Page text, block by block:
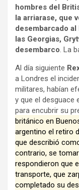
hombres del
la arriarase, que
desembarcado
las Georgias,
desembarco. La
Al día siguiente
a Londres el
militares, habían
y que el desguace
para encubrir su
británico en
argentino el retiro
que describió
contrario, se
respondieron que
transporte, que
completado su